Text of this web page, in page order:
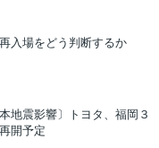
入場をどう判断するか
本地震影響〕トヨタ、福岡３
開予定